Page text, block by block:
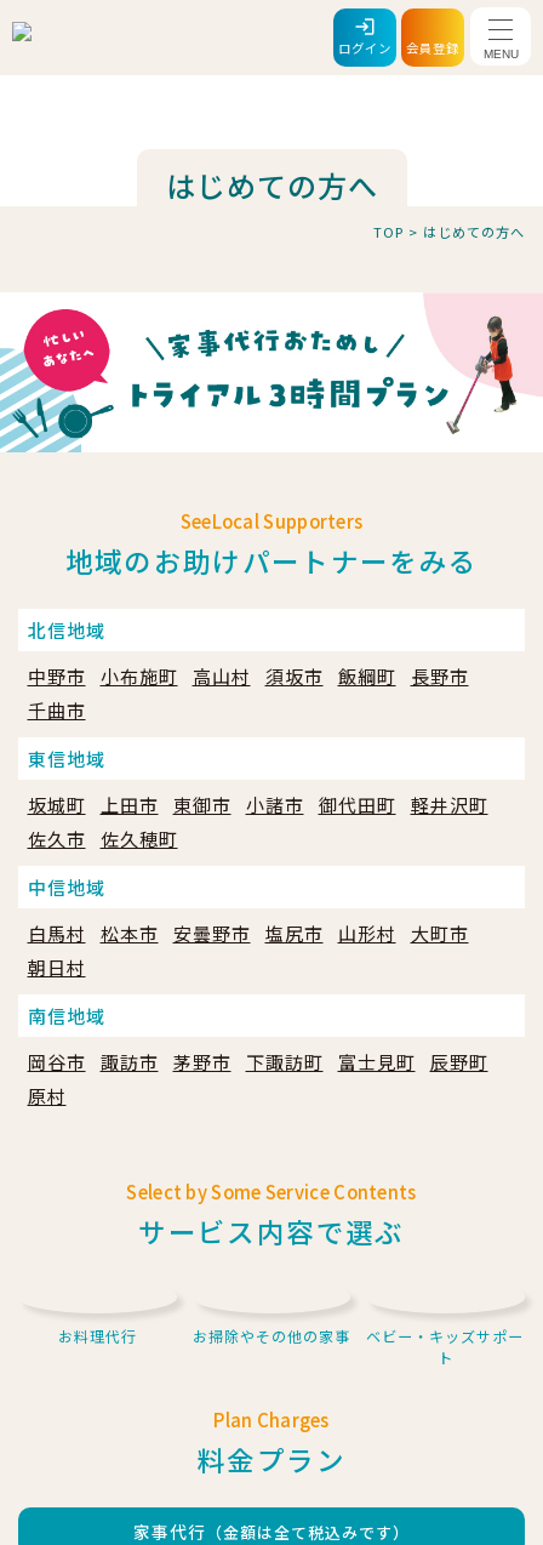
ログイン 会員登録 メニ
はじめての方へ
TOP > はじめての方へ
SeeLocal Supporters
地域のお助けパートナーをみる
北信地域
中野市
小布施町 高山村 須坂市 飯綱町
長野市
千曲市
東信地域
坂城町
上田市 東御市 小諸市 御代田町
軽井沢町
佐久市
佐久穂町
中信地域
白馬村
松本市 安曇野市 塩尻市 山形村
大町市
朝日村
南信地域
岡谷市
諏訪市 茅野市 下諏訪町 富士見町
辰野町
原村
Select by Some Service Contents
サービス内容で選ぶ
お料理代行 お掃除やその他の家事
ベビー・キッズサポー
ト
Plan Charges
料金プラン
家事代行 （金額は全て税込みです）